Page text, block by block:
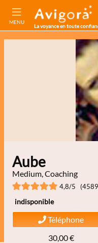
MENU
La voyance en toute
Aube
Medium, Coaching
4,8/5 (4589
indisponible
Téléphone
30,00 €